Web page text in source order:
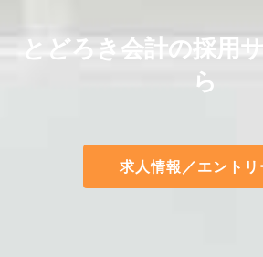
とどろき会計の採用
ら
求人情報／エントリ